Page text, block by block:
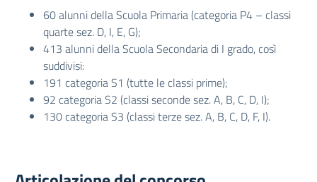
60 alunni della Scuola Primaria (categoria P4 – classi
quarte sez. D, I, E, G);
413 alunni della Scuola Secondaria di I grado, così
suddivisi:
191 categoria S1 (tutte le classi prime);
92 categoria S2 (classi seconde sez. A, B, C, D, I);
130 categoria S3 (classi terze sez. A, B, C, D, F, I).